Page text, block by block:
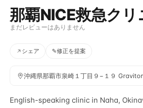
那覇NICE救急クリ
まだレビューはありません
シェア ✎修正を提案
沖縄県那覇市泉崎１丁目９−１９
English-speaking clinic in Naha,